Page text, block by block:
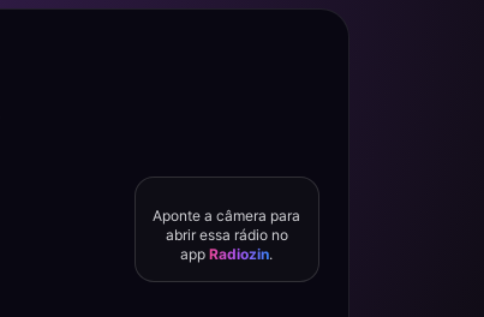
Aponte a câmera para
abrir essa rádio no
appRadiozin.